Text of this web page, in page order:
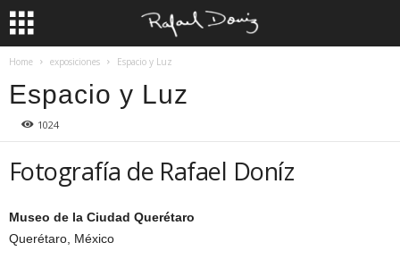
Home exposiciones Espacio y Luz
Espacio y Luz
1024
Fotografía de Rafael Doníz
Museo de la Ciudad Querétaro
Querétaro, México